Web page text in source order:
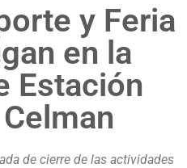
y Feria
en la
Estación
de cierre de las actividades